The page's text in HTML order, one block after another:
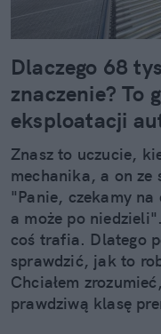
Dlaczego 68
znaczenie? To
eksploatacji
Znasz to uczucie,
mechanika, a on
"Panie, czekamy
a może po
coś trafia. Dlatego
sprawdzić, jak to
Chciałem
prawdziwą klasę